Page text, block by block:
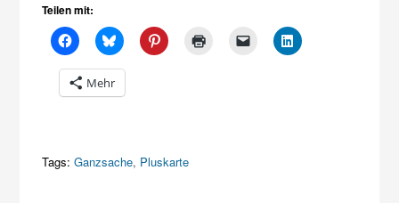
Teilen mit:
Mehr
Tags: Ganzsache, Pluskarte